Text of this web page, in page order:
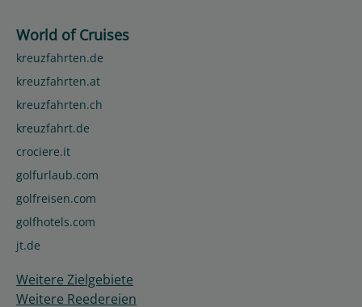
World of Cruises
kreuzfahrten.de
kreuzfahrten.at
kreuzfahrten.ch
kreuzfahrt.de
crociere.it
golfurlaub.com
golfreisen.com
golfhotels.com
jt.de
Weitere Zielgebiete
Weitere Reedereien